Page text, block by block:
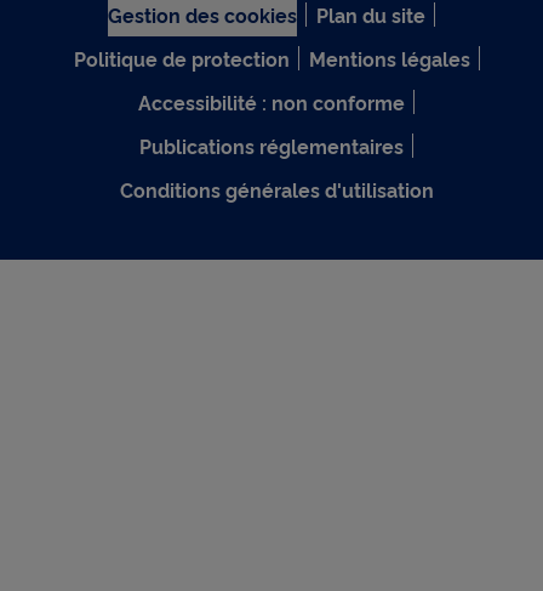
Gestion des cookies
Plan du site
Politique de protection
Mentions légales
Accessibilité : non conforme
Publications réglementaires
Conditions générales d'utilisation